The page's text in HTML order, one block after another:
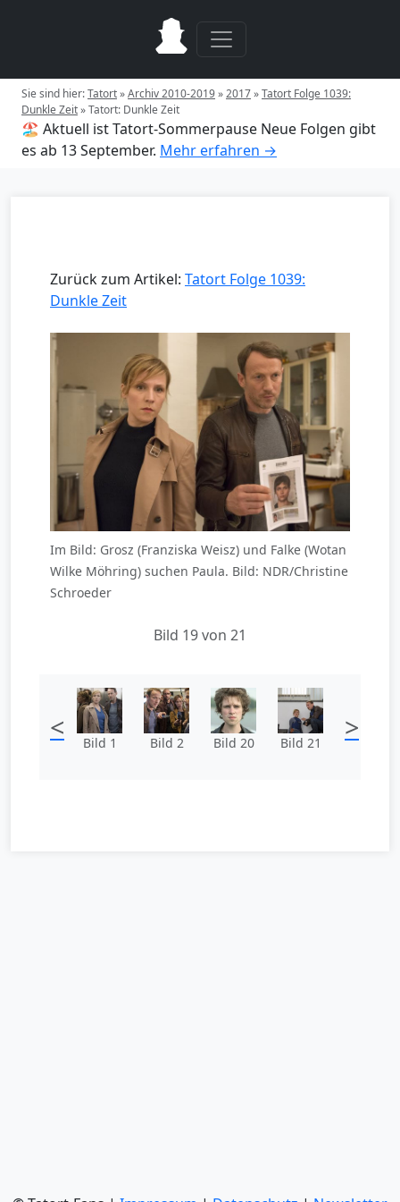
Sie sind hier:Tatort»Archiv 2010-2019»2017»Tatort Folge 1039:
Dunkle Zeit»Tatort: Dunkle Zeit
🏖️ Aktuell ist Tatort-Sommerpause Neue Folgen gibt
es ab 13 September. Mehr erfahren →
Zurück zum Artikel: Tatort Folge 1039:
Dunkle Zeit
Im Bild: Grosz (Franziska Weisz) und Falke (Wotan
Wilke Möhring) suchen Paula. Bild: NDR/Christine
Schroeder
Bild 19 von 21
< Bild 1 Bild 2 Bild 20 Bild 21 >